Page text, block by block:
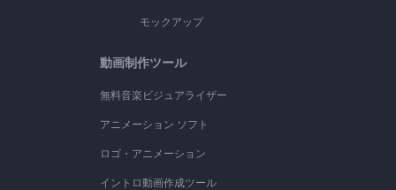
モックアップ
動画制作ツール
無料音楽ビジュアライザー
アニメーション ソフト
ロゴ・アニメーション
イントロ動画作成ツール